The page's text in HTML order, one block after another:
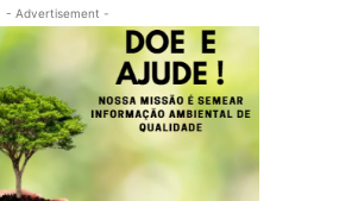
- Advertisement -